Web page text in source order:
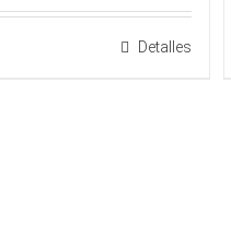
Detalles